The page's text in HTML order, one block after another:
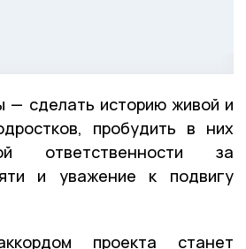
— сделать историю живой и
пробудить в них
ответственности за
и уважение к подвигу
проекта станет